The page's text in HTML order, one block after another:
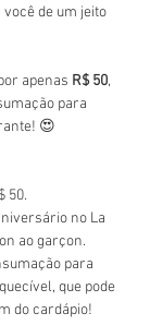
de um jeito
apenas R$ 50,
para
😍
50.
no La
ao garçon.
para
que pode
do cardápio!